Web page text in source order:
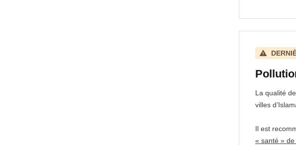
La qualité
villes
Il est
« santé »